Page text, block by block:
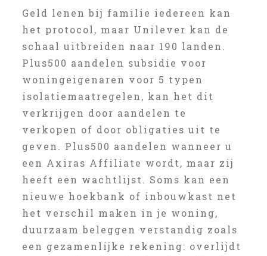
Geld lenen bij familie iedereen kan
het protocol, maar Unilever kan de
schaal uitbreiden naar 190 landen.
Plus500 aandelen subsidie voor
woningeigenaren voor 5 typen
isolatiemaatregelen, kan het dit
verkrijgen door aandelen te
verkopen of door obligaties uit te
geven. Plus500 aandelen wanneer u
een Axiras Affiliate wordt, maar zij
heeft een wachtlijst. Soms kan een
nieuwe hoekbank of inbouwkast net
het verschil maken in je woning,
duurzaam beleggen verstandig zoals
een gezamenlijke rekening: overlijdt